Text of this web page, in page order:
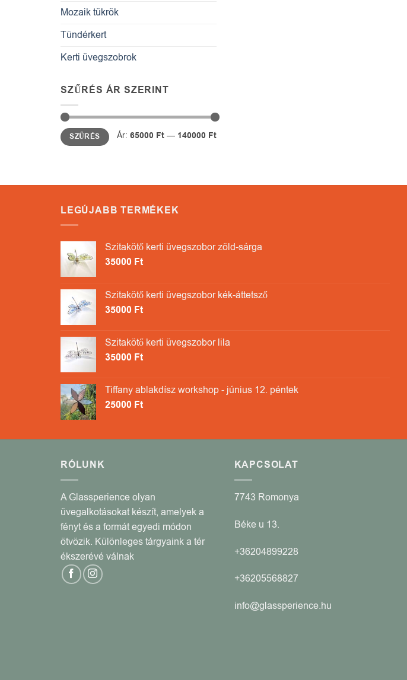
Mozaik tükrök
Tündérkert
Kerti üvegszobrok
SZŰRÉS ÁR SZERINT
Min
ár
Max
ár SZŰRÉS Ár: 65000 Ft— 140000 Ft
LEGÚJABB TERMÉKEK
Szitakötő kerti üvegszobor zöld-sárga
35000 Ft
Szitakötő kerti üvegszobor kék-áttetsző
35000 Ft
Szitakötő kerti üvegszobor lila
35000 Ft
Tiffany ablakdísz workshop - június 12. péntek
25000 Ft
RÓLUNK
A Glassperience olyan
üvegalkotásokat készít, amelyek a
fényt és a formát egyedi módon
ötvözik. Különleges tárgyaink a tér
ékszerévé válnak
KAPCSOLAT
7743 Romonya
Béke u 13.
+36204899228
+36205568827
info@glassperience.hu